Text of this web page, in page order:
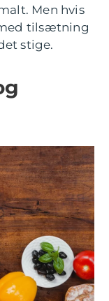
Men hvis
tilsætning
stige.